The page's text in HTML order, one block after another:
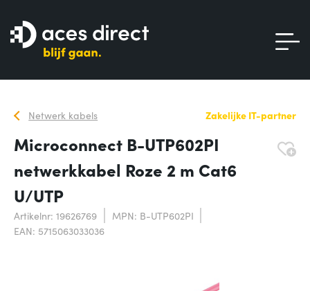
Netwerk kabels Zakelijke IT-partner
Microconnect B-UTP602PI
netwerkkabel Roze 2 m Cat6
U/UTP
Artikelnr: 19626769
MPN: B-UTP602PI
EAN: 5715063033036